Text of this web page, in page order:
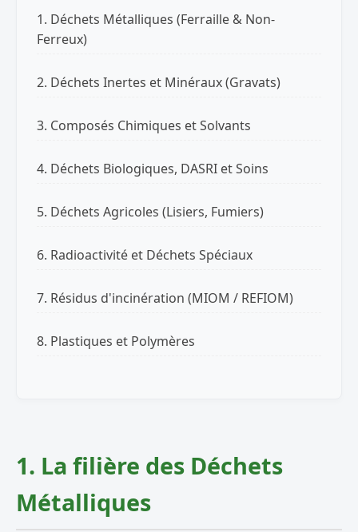
1. Déchets Métalliques (Ferraille & Non-
Ferreux)
2. Déchets Inertes et Minéraux (Gravats)
3. Composés Chimiques et Solvants
4. Déchets Biologiques, DASRI et Soins
5. Déchets Agricoles (Lisiers, Fumiers)
6. Radioactivité et Déchets Spéciaux
7. Résidus d'incinération (MIOM / REFIOM)
8. Plastiques et Polymères
1. La filière des Déchets
Métalliques